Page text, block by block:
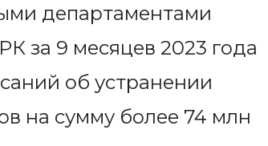
департаментами
за 9 месяцев 2023 года
об устранении
на сумму более 74 млн